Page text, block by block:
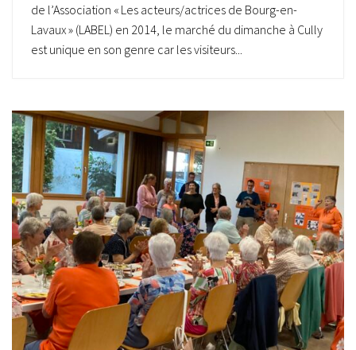
de l’Association « Les acteurs/actrices de Bourg-en-
Lavaux » (LABEL) en 2014, le marché du dimanche à Cully
est unique en son genre car les visiteurs...